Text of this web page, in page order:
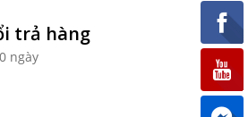
trả hàng
ngày